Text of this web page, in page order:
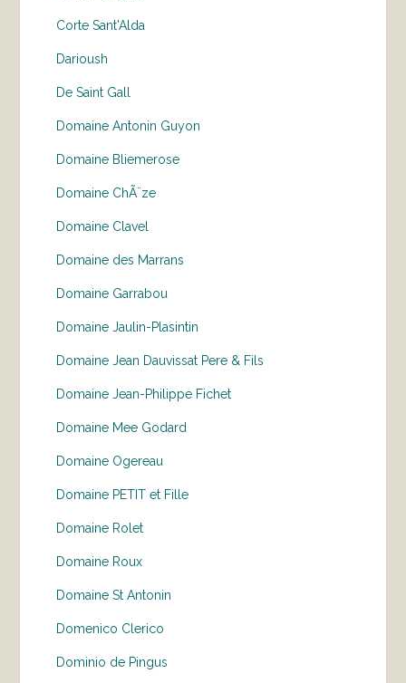
Corte Sant'Alda
Darioush
De Saint Gall
Domaine Antonin Guyon
Domaine Bliemerose
Domaine ChÃ¨ze
Domaine Clavel
Domaine des Marrans
Domaine Garrabou
Domaine Jaulin-Plasintin
Domaine Jean Dauvissat Pere & Fils
Domaine Jean-Philippe Fichet
Domaine Mee Godard
Domaine Ogereau
Domaine PETIT et Fille
Domaine Rolet
Domaine Roux
Domaine St Antonin
Domenico Clerico
Dominio de Pingus